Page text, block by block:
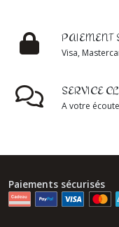
PAIEMENT
Visa,
SERVICE
A votre
Paiements sécurisés